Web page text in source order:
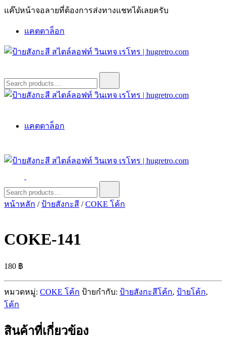
Skip
แค๊ปหน้าจอลายที่ต้องการส่งทางแชทได้เลยครับ
แคตตาล็อก
ป้ายสังกะสี สไตล์ลอฟท์ วินเทจ เรโทร | hugretro.com
ป้ายวินเทจ แต่งบ้าน ร้านกาแฟ ผับ โรงแรม ป้ายโค้ก เป็ปซี่เวสป้า
ฮาร์เล่ย์โฆษณาเก่าโบราณ มีราคาแบบสวยๆเพียบหรือสั่งทำโทร
O8664277II
for:
ฮาร์เล่ย์โฆษณาเก่าโบราณ มีราคาแบบสวยๆเพียบหรือสั่งทำโทร
แคตตาล็อก
ป้ายสังกะสี สไตล์ลอฟท์ วินเทจ เรโทร | hugretro.com
ป้ายวินเทจ แต่งบ้าน ร้านกาแฟ ผับ โรงแรม ป้ายโค้ก เป็ปซี่เวสป้า
ฮาร์เล่ย์โฆษณาเก่าโบราณ มีราคาแบบสวยๆเพียบหรือสั่งทำโทร
O8664277II
for:
หน้าหลัก /ป้ายสังกะสี /COKE โค้ก
COKE-141
180 ฿
หมวดหมู่: COKE โค้ก ป้ายกำกับ: ป้ายสังกะสีโค้ก, ป้ายโค้ก,
โค้ก
สินค้าที่เกี่ยวข้อง